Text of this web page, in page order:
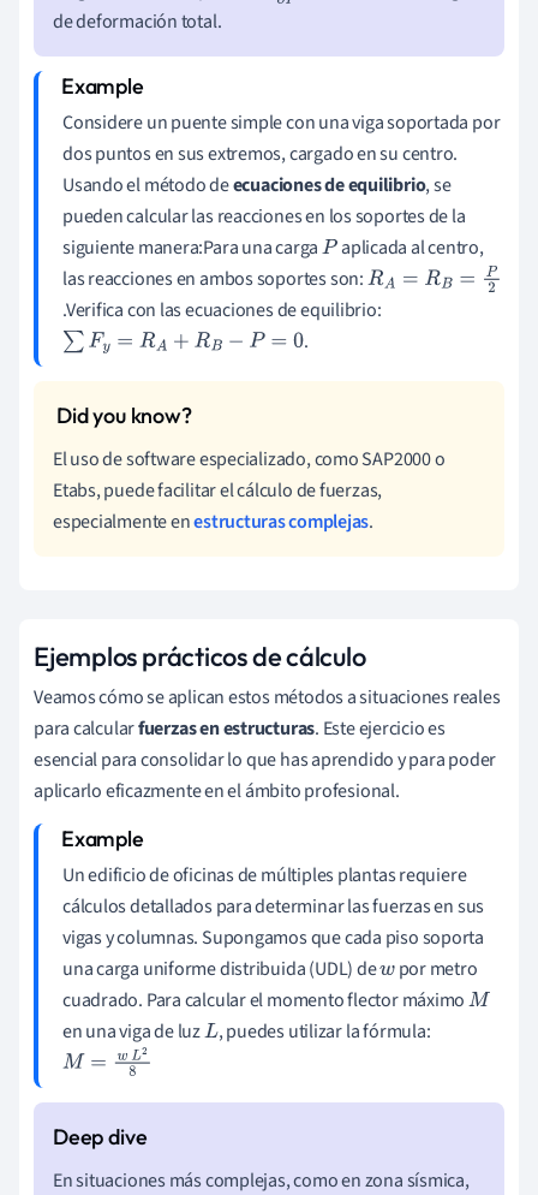
de deformación total.
Considere un puente simple con una viga soportada por
dos puntos en sus extremos, cargado en su centro.
Usando el método deecuaciones de equilibrio, se
pueden calcular las reacciones en los soportes de la
siguiente manera:Para una cargaP aplicada al centro,
las reacciones en ambos soportes son:R
A
P
2
.Verifica con las ecuaciones de equilibrio:
∑Fy=RA+RB−P =0 .
El uso de software especializado, como SAP2000 o
Etabs, puede facilitar el cálculo de fuerzas,
especialmente enestructuras complejas.
Ejemplos prácticos de cálculo
Veamos cómo se aplican estos métodos a situaciones reales
para calcularfuerzas en estructuras. Este ejercicio es
esencial para consolidar lo que has aprendido y para poder
aplicarlo eficazmente en el ámbito profesional.
Un edificio de oficinas de múltiples plantas requiere
cálculos detallados para determinar las fuerzas en sus
vigas y columnas. Supongamos que cada piso soporta
una carga uniforme distribuida (UDL) dewpor metro
cuadrado. Para calcular el momento flector máximoM
en una viga de luzL, puedes utilizar la fórmula:
M= wL 28
En situaciones más complejas, como en zona sísmica,